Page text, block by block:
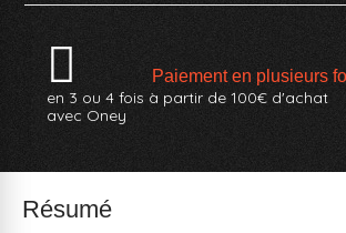
Paiement en plusieurs
en 3 ou 4 fois à partir de 100€ d'achat
avec Oney
Résumé